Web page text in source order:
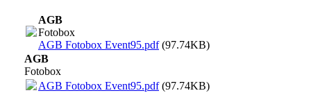
AGB
Fotobox
AGB Fotobox Event95.pdf(97.74KB)
AGB
Fotobox
AGB Fotobox Event95.pdf(97.74KB)